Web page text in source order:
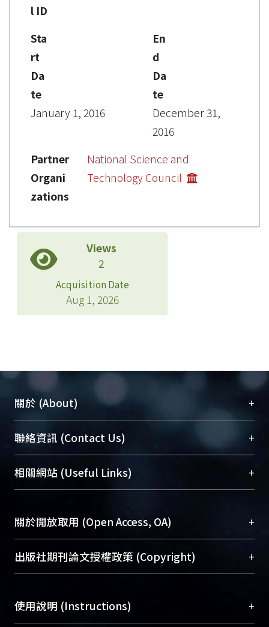
l ID
Sta
rt
Da
te
January 1, 2016
En
d
Da
te
December 31,
2016
Partner
Organi
zations
National Science and
Technology Council
Views
2
Acquisition Date
Aug 1, 2026
關於 (About) +
臺大位居世界頂尖大學之列，為永久珍藏及向國際
展現本校豐碩的研究成果及學術能量，圖書館整合
機構典藏（NTUR）與學術庫（AH）不同功能平
台，成為臺大學術典藏NTU scholars。期能整合研
成果。
To permanently archive and promote researcher
profiles and scholarly works, Library integrates the
services of “NTU Repository” with “Academic
聯絡資訊 (Contact Us) +
總館學科館員(Main Library)
醫學圖書館學科館員(Medical Library)
Sciences Library)
相關網站 (Useful Links) +
關於開放取用 (Open Access, OA) +
開放取用是從使用者角度提升資訊取用性的社會運
動，應用在學術研究上是透過將研究著作公開供使
用逐年攀升。同時可加速研究發展、提升研究影響
出版社期刊論文授權政策 (Copyright) +
含部分內容的版權非匯入者所有，或由第三方贊
助與合作完成，請確認該版權所有者及第三方同
使用說明 (Instructions) +